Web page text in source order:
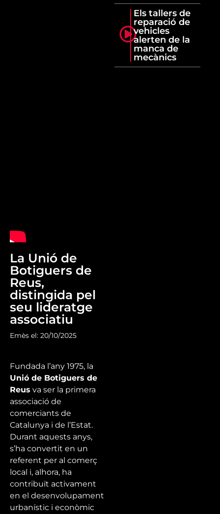
La Unió de
Botiguers de
Reus,
distingida pel
seu lideratge
associatiu
Emès el: 20/10/2025
Fundada l’any 1975, la
Unió de Botiguers de
Reus va ser la primera
associació de
comerciants de
Catalunya i de l’Estat.
Durant aquests anys,
s’ha convertit en un
referent per al comerç
local i, alhora, ha
contribuït activament
en el desenvolupament
urbanístic i econòmic
Els tallers de
reparació de
vehicles
alerten de la
manca de
mecànics